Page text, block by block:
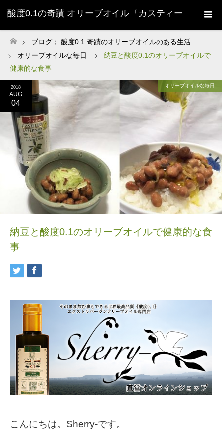
酸度0.1の奇蹟 オリーブオイル『カスティー
ジョ・デ・タベルナス0.1』株式会社清州
Sherry-
ホーム
ブログ； 酸度0.1 奇蹟のオリーブオイルのある生活
オリーブオイルな毎日
納豆と酸度0.1のオリーブオイルで
健康的な食事
2018
AUG
04
オリーブオイルな毎日
納豆と酸度0.1のオリーブオイルで健康的な食
事
こんにちは。Sherry-です。